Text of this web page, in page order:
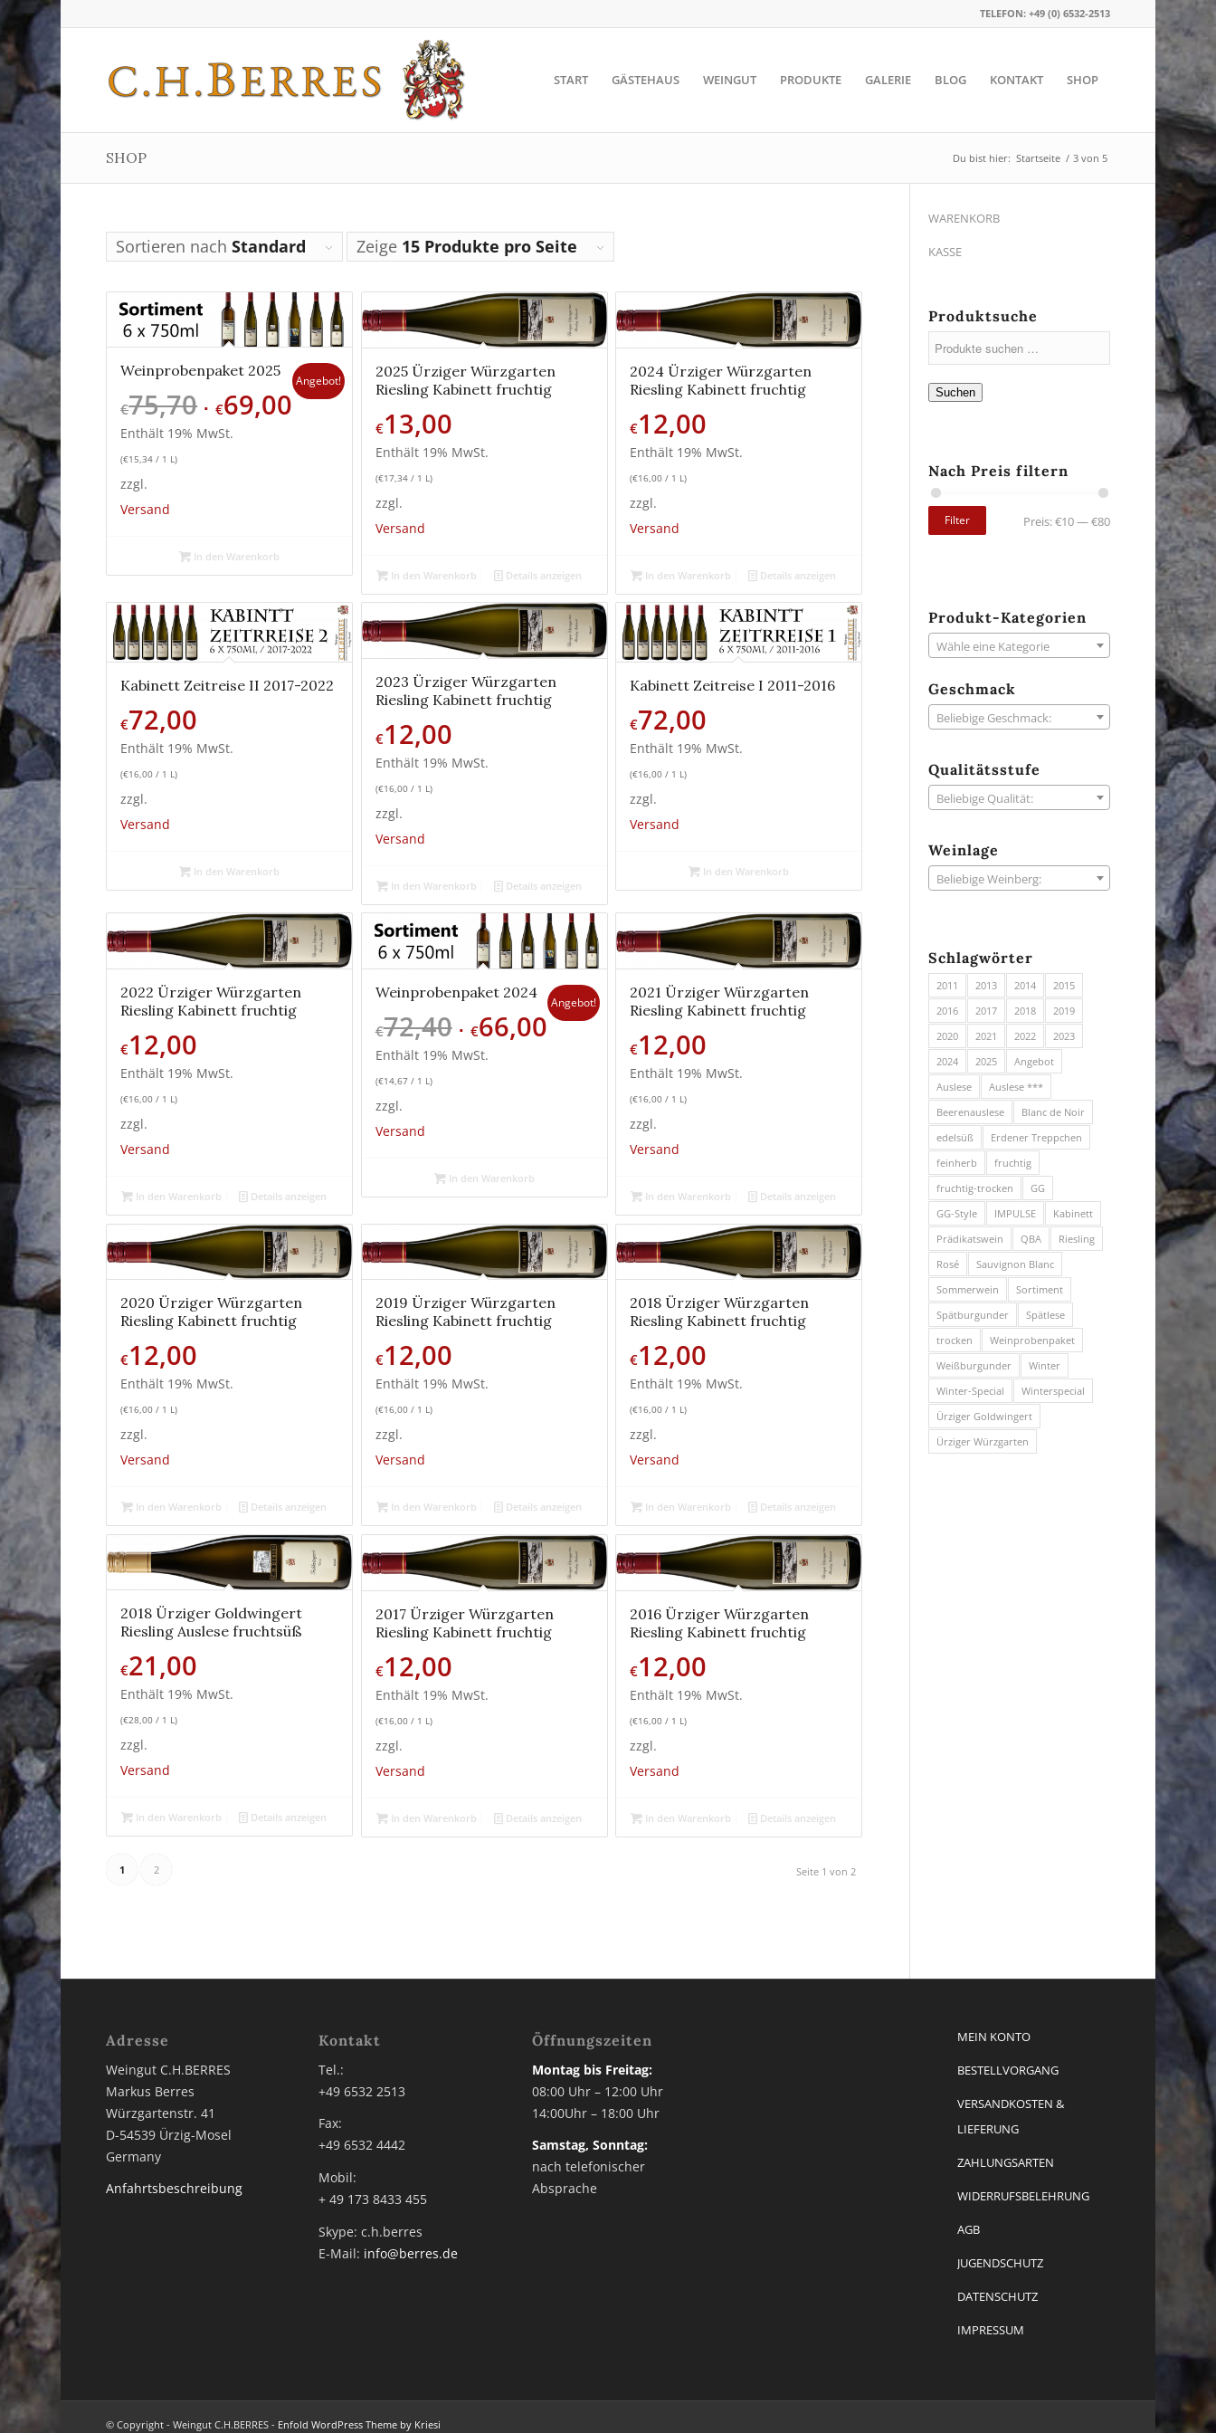
TELEFON: +49 (0) 6532-2513
START GÄSTEHAUS WEINGUT PRODUKTE GALERIE BLOG KONTAKT SHOP
SHOP Du bist hier: Startseite / 3 von 5
Sortieren nachStandard Zeige 15 Produkte pro Seite
Weinprobenpaket 2025
€75,70 Ursprünglicher
Preis
€69,00 Aktueller
Enthält 19% MwSt.
(€15,34 / 1 L)
zzgl.
Versand
Angebot!
In den Warenkorb
2025 Ürziger Würzgarten
Riesling Kabinett fruchtig
€13,00
Enthält 19% MwSt.
(€17,34/ 1 L)
zzgl.
Versand
In den Warenkorb Details anzeigen
2024 Ürziger Würzgarten
Riesling Kabinett fruchtig
€12,00
Enthält 19% MwSt.
(€16,00 / 1 L)
zzgl.
Versand
In den Warenkorb Details anzeigen
Kabinett Zeitreise II 2017-2022
€72,00
Enthält 19% MwSt.
(€16,00 / 1 L)
zzgl.
Versand
In den Warenkorb
2023 Ürziger Würzgarten
Riesling Kabinett fruchtig
€12,00
Enthält 19% MwSt.
(€16,00/ 1 L)
zzgl.
Versand
In den Warenkorb Details anzeigen
Kabinett Zeitreise I 2011-2016
€72,00
Enthält 19% MwSt.
(€16,00 / 1 L)
zzgl.
Versand
In den Warenkorb
2022 Ürziger Würzgarten
Riesling Kabinett fruchtig
€12,00
Enthält 19% MwSt.
(€16,00 / 1 L)
zzgl.
Versand
In den Warenkorb Details anzeigen
Weinprobenpaket 2024
€72,40 Ursprünglicher
Preis
€66,00Aktueller
Enthält 19% MwSt.
(€14,67/ 1 L)
zzgl.
Versand
Angebot!
In den Warenkorb
2021 Ürziger Würzgarten
Riesling Kabinett fruchtig
€12,00
Enthält 19% MwSt.
(€16,00 / 1 L)
zzgl.
Versand
In den Warenkorb Details anzeigen
2020 Ürziger Würzgarten
Riesling Kabinett fruchtig
€12,00
Enthält 19% MwSt.
(€16,00 / 1 L)
zzgl.
Versand
In den Warenkorb Details anzeigen
2019 Ürziger Würzgarten
Riesling Kabinett fruchtig
€12,00
Enthält 19% MwSt.
(€16,00/ 1 L)
zzgl.
Versand
In den Warenkorb Details anzeigen
2018 Ürziger Würzgarten
Riesling Kabinett fruchtig
€12,00
Enthält 19% MwSt.
(€16,00 / 1 L)
zzgl.
Versand
In den Warenkorb Details anzeigen
2018 Ürziger Goldwingert
Riesling Auslese fruchtsüß
€21,00
Enthält 19% MwSt.
(€28,00 / 1 L)
zzgl.
Versand
In den Warenkorb Details anzeigen
2017 Ürziger Würzgarten
Riesling Kabinett fruchtig
€12,00
Enthält 19% MwSt.
(€16,00/ 1 L)
zzgl.
Versand
In den Warenkorb Details anzeigen
2016 Ürziger Würzgarten
Riesling Kabinett fruchtig
€12,00
Enthält 19% MwSt.
(€16,00 / 1 L)
zzgl.
Versand
In den Warenkorb Details anzeigen
Seite 1 von 2
1 2
WARENKORB
KASSE
Produktsuche
Suchen
Nach Preis filtern
Filter Preis:€10—€80
Produkt-Kategorien
Wähle eine Kategorie
Geschmack
Beliebige Geschmack:
Qualitätsstufe
Beliebige Qualität:
Weinlage
Beliebige Weinberg:
Schlagwörter
2011 2013 2014
2015
2016
2017 2018
2019
2020
2021 2022
2023
2024
2025
Angebot
Auslese
Auslese ***
Beerenauslese
Blanc de Noir
edelsüß
Erdener Treppchen
feinherb
fruchtig
fruchtig-trocken
GG
GG-Style
IMPULSE
Kabinett
Prädikatswein
QBA
Riesling
Rosé
Sauvignon Blanc
Sommerwein
Sortiment
Spätburgunder
Spätlese
trocken
Weinprobenpaket
Weißburgunder
Winter
Winter-Special
Winterspecial
Ürziger Goldwingert
Ürziger Würzgarten
Adresse
Weingut C.H.BERRES
Markus Berres
Würzgartenstr. 41
D-54539 Ürzig-Mosel
Germany
Anfahrtsbeschreibung
Kontakt
Tel.:
+49 6532 2513
Fax:
+49 6532 4442
Mobil:
+ 49 173 8433 455
Skype: c.h.berres
E-Mail: info@berres.de
Öffnungszeiten
Montag bis Freitag:
08:00 Uhr – 12:00 Uhr
14:00Uhr – 18:00 Uhr
Samstag, Sonntag:
nach telefonischer
Absprache
MEIN KONTO
BESTELLVORGANG
VERSANDKOSTEN &
LIEFERUNG
ZAHLUNGSARTEN
WIDERRUFSBELEHRUNG
AGB
JUGENDSCHUTZ
DATENSCHUTZ
IMPRESSUM
© Copyright - Weingut C.H.BERRES - Enfold WordPress Theme by Kriesi